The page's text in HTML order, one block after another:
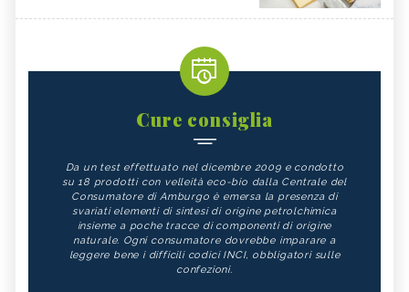
Cure consiglia
Da un test effettuato nel dicembre 2009 e condotto
su 18 prodotti con velleità eco-bio dalla Centrale del
Consumatore di Amburgo è emersa la presenza di
svariati elementi di sintesi di origine petrolchimica
insieme a poche tracce di componenti di origine
naturale. Ogni consumatore dovrebbe imparare a
leggere bene i difficili codici INCI, obbligatori sulle
confezioni.